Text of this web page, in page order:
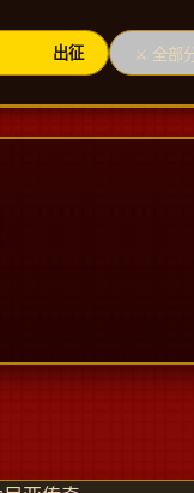
出征